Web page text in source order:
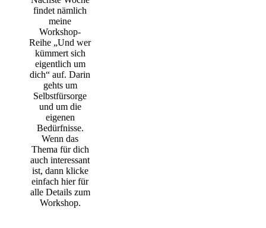
findet nämlich
meine
Workshop-
Reihe „Und wer
kümmert sich
eigentlich um
dich“ auf. Darin
gehts um
Selbstfürsorge
und um die
eigenen
Bedürfnisse.
Wenn das
Thema für dich
auch interessant
ist, dann klicke
einfach hier für
alle Details zum
Workshop.